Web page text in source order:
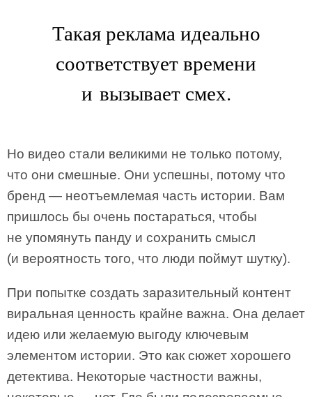
Такая реклама идеально
соответствует времени
и вызывает смех.
Но видео стали великими не только потому,
что они смешные. Они успешны, потому что
бренд — неотъемлемая часть истории. Вам
пришлось бы очень постараться, чтобы
не упомянуть панду и сохранить смысл
(и вероятность того, что люди поймут шутку).
При попытке создать заразительный контент
виральная ценность крайне важна. Она делает
идею или желаемую выгоду ключевым
элементом истории. Это как сюжет хорошего
детектива. Некоторые частности важны,